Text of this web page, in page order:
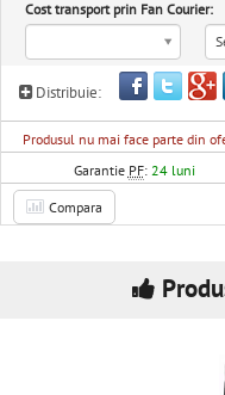
Cost transport prin Fan Courier:
Distribuie:
Produsul nu mai face parte din
Garantie PF: 24 luni
Compara